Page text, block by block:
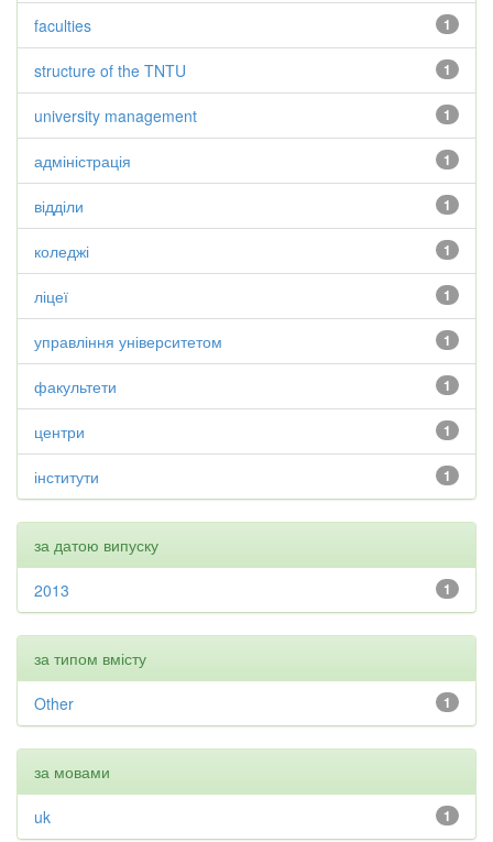
1
faculties
1
structure of the TNTU
1
university management
1
адміністрація
1
відділи
1
коледжі
1
ліцеї
1
управління університетом
1
факультети
1
центри
1
інститути
за датою випуску
1
2013
за типом вмісту
1
Other
за мовами
1
uk